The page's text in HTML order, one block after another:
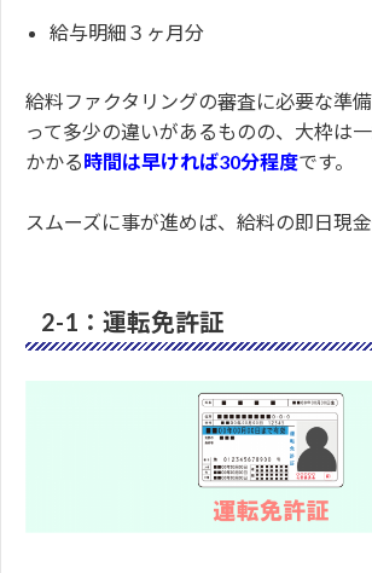
給与明細３ヶ月分
給料ファクタリングの審査に必要な準
って多少の違いがあるものの、大枠は
かかる時間は早ければ30分程度です。
スムーズに事が進めば、給料の即日現金
2-1：運転免許証